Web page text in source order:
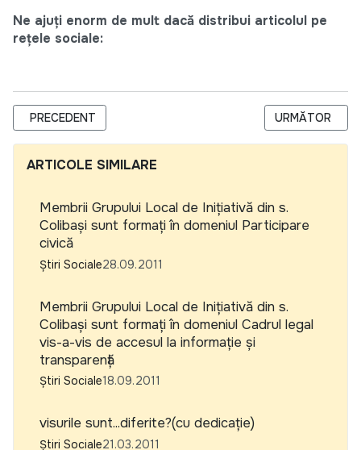
Ne ajuți enorm de mult dacă distribui articolul pe
rețele sociale:
ARTICOL PRECEDENT: CONSILIUL DE PRESĂ DIN
PRECEDENT ARTICOLUL
URMĂTOR
ARTICOLE SIMILARE
Membrii Grupului Local de Inițiativă din s.
Colibași sunt formați în domeniul Participare
civică
Știri Sociale28.09.2011
Membrii Grupului Local de Inițiativă din s.
Colibași sunt formați în domeniul Cadrul legal
vis-a-vis de accesul la informație și
transparență
Știri Sociale18.09.2011
visurile sunt...diferite?(cu dedicație)
Știri Sociale21.03.2011